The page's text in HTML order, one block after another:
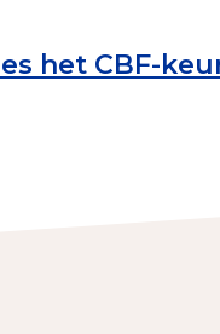
het CBF-